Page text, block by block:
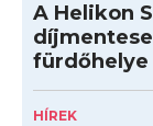
A Helikon
fürdőhelye
HÍREK